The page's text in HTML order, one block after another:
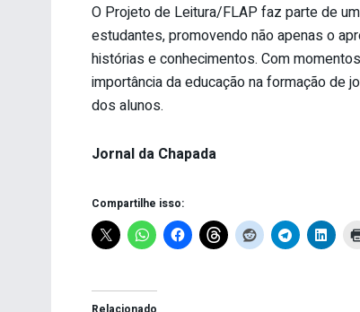
O Projeto de Leitura/FLAP faz parte de
estudantes, promovendo não apenas o
histórias e conhecimentos. Com
importância da educação na formação de
dos alunos.
Jornal da Chapada
Compartilhe isso: